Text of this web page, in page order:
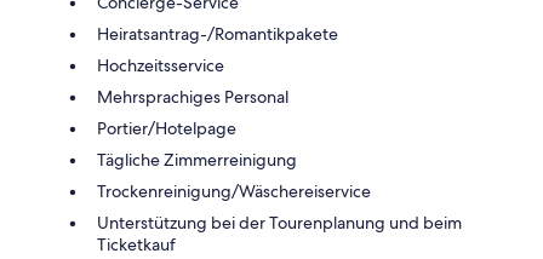
Heiratsantrag-/Romantikpakete
Hochzeitsservice
Mehrsprachiges Personal
Portier/Hotelpage
Tägliche Zimmerreinigung
Trockenreinigung/Wäschereiservice
Unterstützung bei der Tourenplanung und beim
Ticketkauf